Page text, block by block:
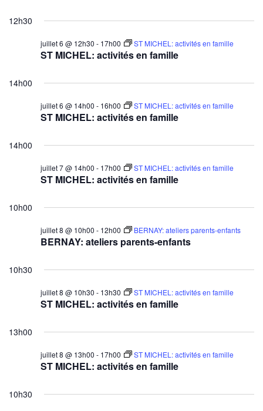
12h30
ST MICHEL: activités en famille
juillet 6 @ 12h30 - 17h00 ST MICHEL: activités en famille
14h00
ST MICHEL: activités en famille
juillet 6 @ 14h00 - 16h00 ST MICHEL: activités en famille
14h00
ST MICHEL: activités en famille
juillet 7 @ 14h00 - 17h00 ST MICHEL: activités en famille
10h00
BERNAY: ateliers parents-enfants
juillet 8 @ 10h00 - 12h00 BERNAY: ateliers parents-enfants
10h30
ST MICHEL: activités en famille
juillet 8 @ 10h30 - 13h30 ST MICHEL: activités en famille
13h00
ST MICHEL: activités en famille
juillet 8 @ 13h00 - 17h00 ST MICHEL: activités en famille
10h30